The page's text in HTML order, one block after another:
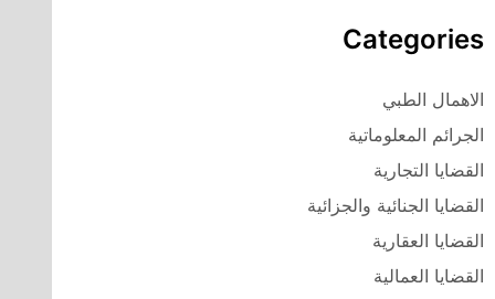
Categories
الاهمال الطبي
الجرائم المعلوماتية
القضايا التجارية
القضايا الجنائية والجزائية
القضايا العقارية
القضايا العمالية